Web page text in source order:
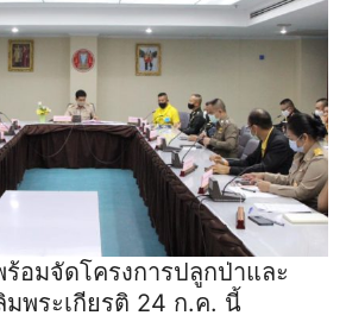
ร้อมจัดโครงการปลูกป่าและ
พระเกียรติ 24 ก.ค. นี้